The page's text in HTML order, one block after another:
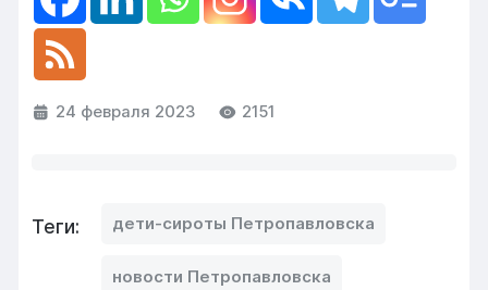
24 февраля 2023 2151
Теги: дети-сироты Петропавловска
новости Петропавловска